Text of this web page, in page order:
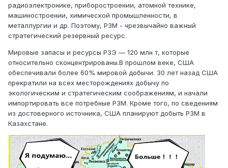
радиоэлектронике, приборостроении, атомной технике,
машиностроении, химической промышленности, в
металлургии и др. Поэтому, РЗМ - чрезвычайно важный
стратегический резервный ресурс.
Мировые запасы и ресурсы РЗЭ — 120 млн т, которые
относительно сконцентрированы.В прошлом веке, США
обеспечивали более 60% мировой добычи. 30 лет назад США
прекратили на всех месторождениях добычу по
экологическим и стратегическим соображениям, и начали
импортировать все потребные РЗМ. Кроме того, по сведениям
из достоверного источника, США планируют добыть РЗМ в
Казахстане.